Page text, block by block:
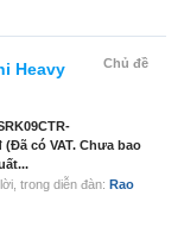
Chủ đề
Heavy
(Đã có VAT. Chưa bao
lời, trong diễn đàn: Rao